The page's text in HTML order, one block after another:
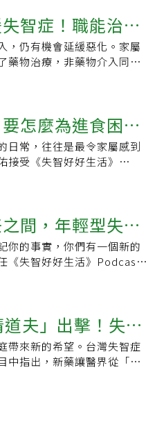
智症！職能治療
，仍有機會延緩惡化。家屬
藥物治療，非藥物介入同樣
怎麼為進食困難
日常，往往是最令家屬感到
受《失智好好生活》
間，年輕型失智
吸走別人的念頭
你的事實，你們有一個新的
《失智好好生活》Podcast
夫」出擊！失智
療關鍵
帶來新的希望。台灣失智症
中指出，新藥讓醫界從「症